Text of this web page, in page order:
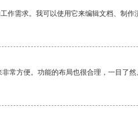
作需求。我可以使用它来编辑文档、制作
常方便。功能的布局也很合理，一目了然